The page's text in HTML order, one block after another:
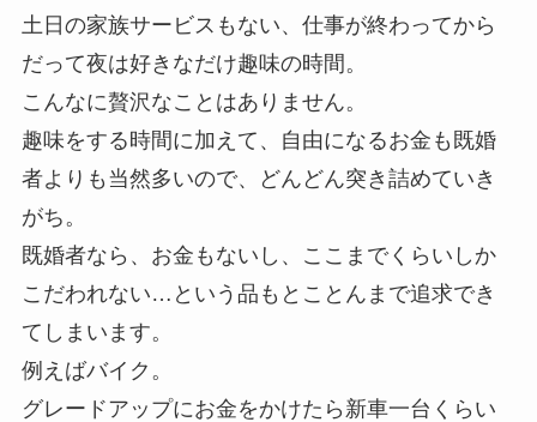
土日の家族サービスもない、仕事が終わってから
だって夜は好きなだけ趣味の時間。
こんなに贅沢なことはありません。
趣味をする時間に加えて、自由になるお金も既婚
者よりも当然多いので、どんどん突き詰めていき
がち。
既婚者なら、お金もないし、ここまでくらいしか
こだわれない…という品もとことんまで追求でき
てしまいます。
例えばバイク。
グレードアップにお金をかけたら新車一台くらい